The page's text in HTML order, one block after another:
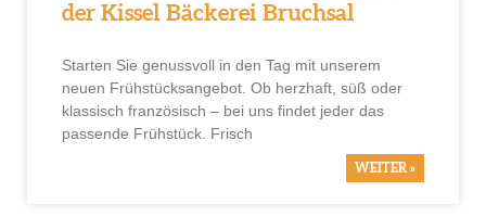
der Kissel Bäckerei Bruchsal
Starten Sie genussvoll in den Tag mit unserem
neuen Frühstücksangebot. Ob herzhaft, süß oder
klassisch französisch – bei uns findet jeder das
passende Frühstück. Frisch
WEITER »